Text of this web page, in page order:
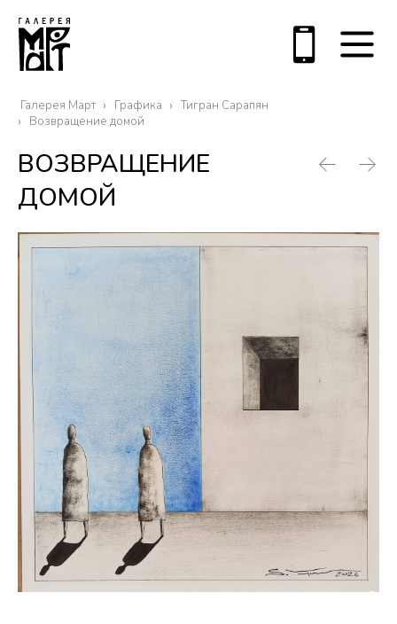
Галерея Март Графика
Тигран Сарапян
Возвращение домой
ВОЗВРАЩЕНИЕ
ДОМОЙ